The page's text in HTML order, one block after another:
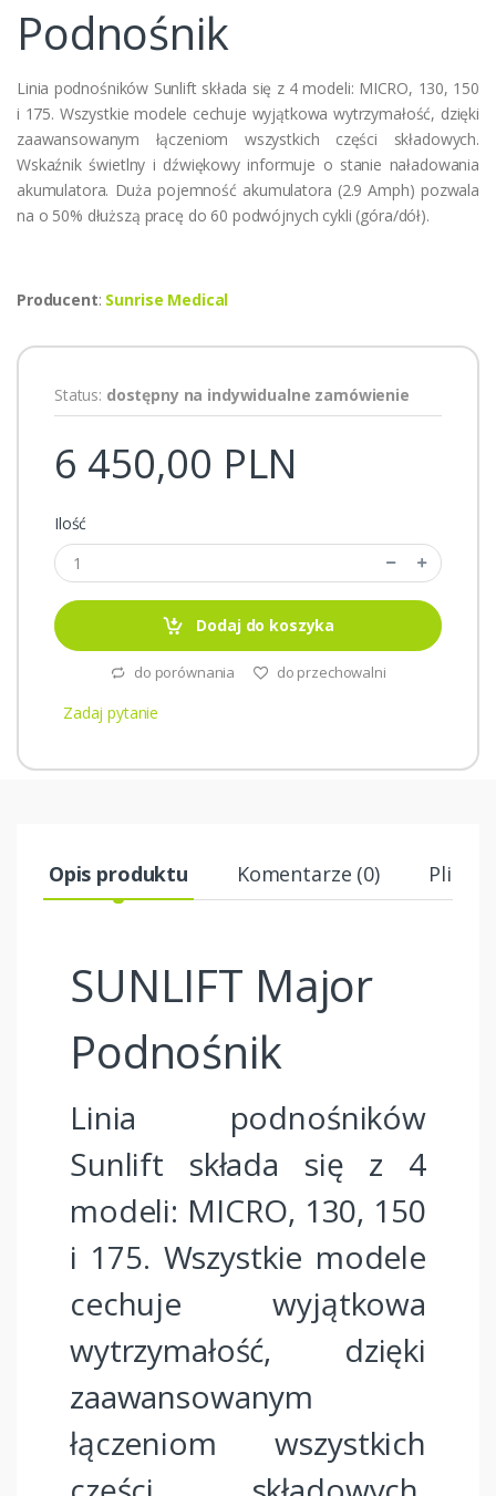
Podnośnik
Linia podnośników Sunlift składa się z 4 modeli: MICRO, 130, 150
i 175. Wszystkie modele cechuje wyjątkowa wytrzymałość, dzięki
zaawansowanym łączeniom wszystkich części składowych.
Wskaźnik świetlny i dźwiękowy informuje o stanie naładowania
akumulatora. Duża pojemność akumulatora (2.9 Amph) pozwala
na o 50% dłuższą pracę do 60 podwójnych cykli (góra/dół).
Producent: Sunrise Medical
Status: dostępny na indywidualne zamówienie
6 450,00 PLN
Ilość
Dodaj do koszyka
do porównania do przechowalni
Zadaj pytanie
Opis produktu Komentarze (0) Pliki
SUNLIFT Major
Podnośnik
Linia podnośników
Sunlift składa się z 4
modeli: MICRO, 130, 150
i 175. Wszystkie modele
cechuje wyjątkowa
wytrzymałość, dzięki
zaawansowanym
łączeniom wszystkich